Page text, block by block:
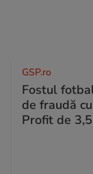
GSP.ro
Fostul
de fraudă
Profit de